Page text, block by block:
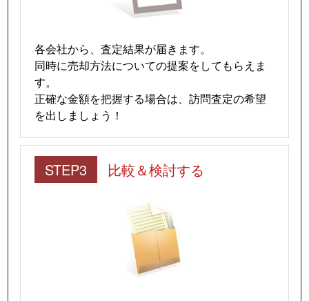
各会社から、査定結果が届きます。
同時に売却方法についての提案をしてもらえま
す。
正確な金額を把握する場合は、訪問査定の希望
を出しましょう！
STEP3 比較＆検討する